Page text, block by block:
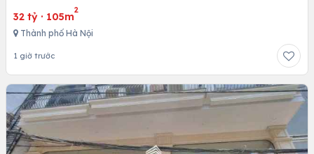
32 tỷ · 105m
2
Thành phố Hà Nội
1 giờ trước